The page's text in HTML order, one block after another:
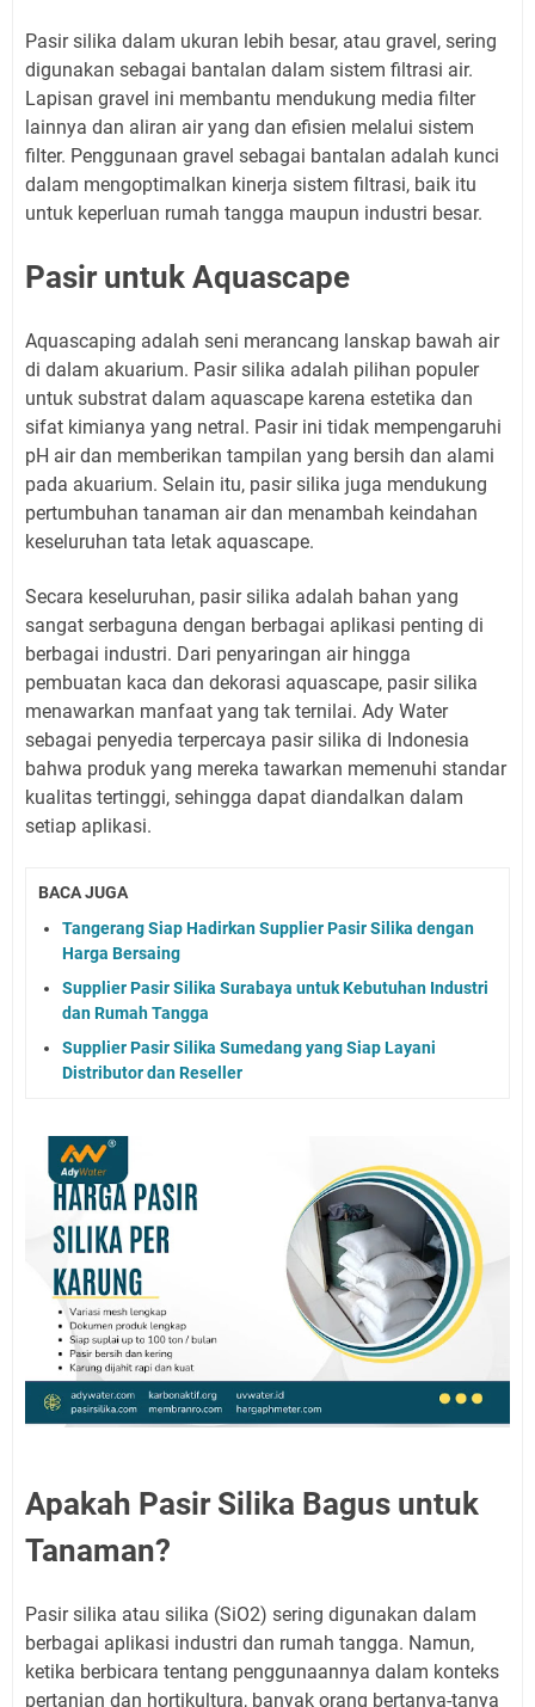
Pasir silika dalam ukuran lebih besar, atau gravel, sering
digunakan sebagai bantalan dalam sistem filtrasi air.
Lapisan gravel ini membantu mendukung media filter
lainnya dan aliran air yang dan efisien melalui sistem
filter. Penggunaan gravel sebagai bantalan adalah kunci
dalam mengoptimalkan kinerja sistem filtrasi, baik itu
untuk keperluan rumah tangga maupun industri besar.
Pasir untuk Aquascape
Aquascaping adalah seni merancang lanskap bawah air
di dalam akuarium. Pasir silika adalah pilihan populer
untuk substrat dalam aquascape karena estetika dan
sifat kimianya yang netral. Pasir ini tidak mempengaruhi
pH air dan memberikan tampilan yang bersih dan alami
pada akuarium. Selain itu, pasir silika juga mendukung
pertumbuhan tanaman air dan menambah keindahan
keseluruhan tata letak aquascape.
Secara keseluruhan, pasir silika adalah bahan yang
sangat serbaguna dengan berbagai aplikasi penting di
berbagai industri. Dari penyaringan air hingga
pembuatan kaca dan dekorasi aquascape, pasir silika
menawarkan manfaat yang tak ternilai. Ady Water
sebagai penyedia terpercaya pasir silika di Indonesia
bahwa produk yang mereka tawarkan memenuhi standar
kualitas tertinggi, sehingga dapat diandalkan dalam
setiap aplikasi.
BACA JUGA
Tangerang Siap Hadirkan Supplier Pasir Silika dengan
Harga Bersaing
Supplier Pasir Silika Surabaya untuk Kebutuhan Industri
dan Rumah Tangga
Supplier Pasir Silika Sumedang yang Siap Layani
Distributor dan Reseller
Apakah Pasir Silika Bagus untuk
Tanaman?
Pasir silika atau silika (SiO2) sering digunakan dalam
berbagai aplikasi industri dan rumah tangga. Namun,
ketika berbicara tentang penggunaannya dalam konteks
pertanian dan hortikultura, banyak orang bertanya-tanya